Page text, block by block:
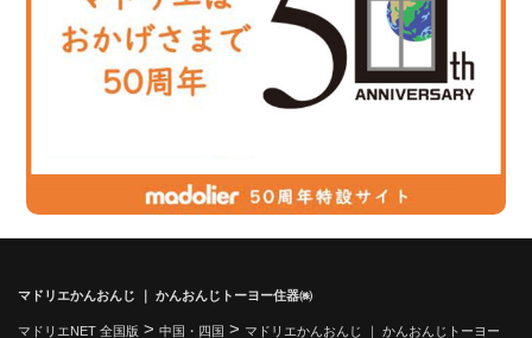
マドリエかんおんじ ｜ かんおんじトーヨー住器㈱
マドリエNET 全国版 > 中国・四国 > マドリエかんおんじ ｜ かんおんじトーヨー